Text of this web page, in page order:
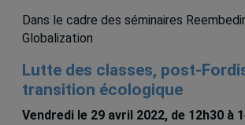
Dans le cadre des séminaires
Globalization
Lutte des classes, post-
transition écologique
Vendredi le 29 avril 2022, de 12h30 à